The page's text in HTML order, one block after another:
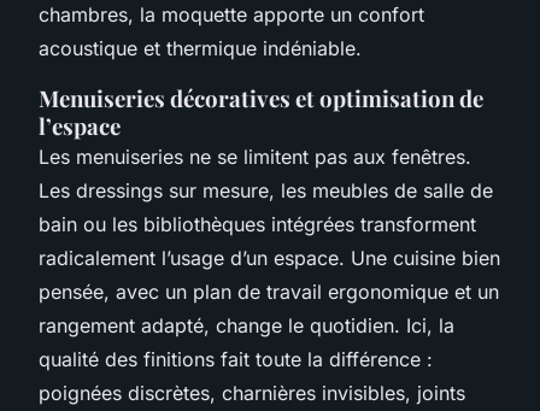
chambres, la moquette apporte un confort
acoustique et thermique indéniable.
Menuiseries décoratives et optimisation de
l’espace
Les menuiseries ne se limitent pas aux fenêtres.
Les dressings sur mesure, les meubles de salle de
bain ou les bibliothèques intégrées transforment
radicalement l’usage d’un espace. Une cuisine bien
pensée, avec un plan de travail ergonomique et un
rangement adapté, change le quotidien. Ici, la
qualité des finitions fait toute la différence :
poignées discrètes, charnières invisibles, joints